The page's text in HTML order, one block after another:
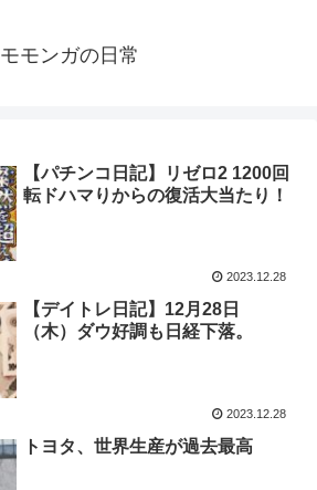
モモンガの日常
【パチンコ日記】リゼロ2 1200回
転ドハマりからの復活大当たり！
2023.12.28
【デイトレ日記】12月28日
（木）ダウ好調も日経下落。
2023.12.28
トヨタ、世界生産が過去最高